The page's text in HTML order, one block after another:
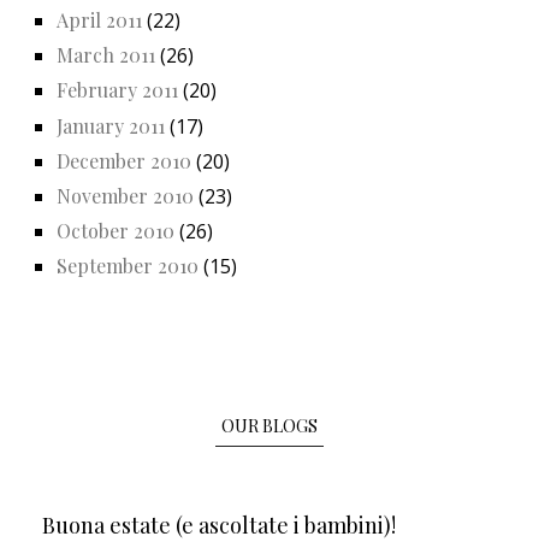
April 2011 (22)
March 2011 (26)
February 2011(20)
January 2011 (17)
December 2010 (20)
November 2010 (23)
October 2010 (26)
September 2010 (15)
OUR BLOGS
Buona estate (e ascoltate i bambini)!